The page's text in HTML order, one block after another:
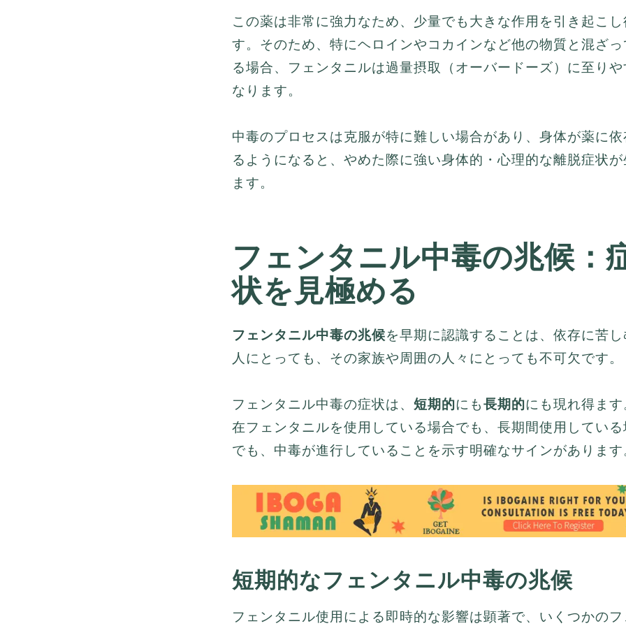
この薬は非常に強力なため、少量でも大きな作用を引き起こし
す。そのため、特にヘロインやコカインなど他の物質と混ざっ
る場合、フェンタニルは過量摂取（オーバードーズ）に至りや
なります。
中毒のプロセスは克服が特に難しい場合があり、身体が薬に依
るようになると、やめた際に強い身体的・心理的な離脱症状が
ます。
フェンタニル中毒の兆候：
状を見極める
フェンタニル中毒の兆候を早期に認識することは、依存に苦し
人にとっても、その家族や周囲の人々にとっても不可欠です。
フェンタニル中毒の症状は、短期的にも長期的にも現れ得ま
在フェンタニルを使用している場合でも、長期間使用している
でも、中毒が進行していることを示す明確なサインがあります
短期的なフェンタニル中毒の兆候
フェンタニル使用による即時的な影響は顕著で、いくつかのフ